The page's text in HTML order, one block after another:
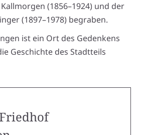
(1856–1924) und der
(1897–1978) begraben.
ist ein Ort des Gedenkens
Geschichte des Stadtteils